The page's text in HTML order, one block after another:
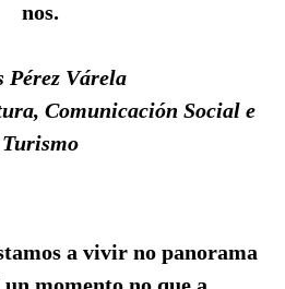
nos.
Pérez Várela
Comunicación Social e
Turismo
a vivir no panorama